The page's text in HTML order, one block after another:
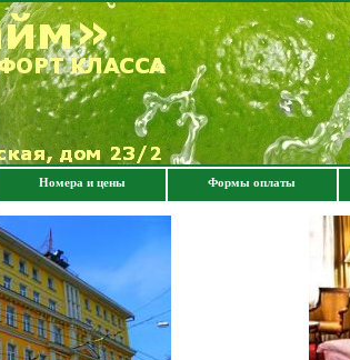
Номера и цены Формы оплаты